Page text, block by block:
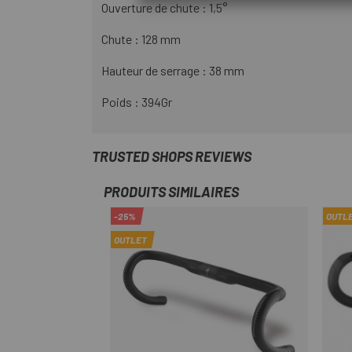
Ouverture de chute : 1,5°
Chute : 128 mm
Hauteur de serrage : 38 mm
Poids : 394Gr
TRUSTED SHOPS REVIEWS
PRODUITS SIMILAIRES
-25%
OUTLET